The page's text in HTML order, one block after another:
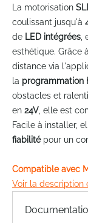
to
of
the
images
gallery
La motorisation
coulissant jusqu'à
de LED intégrées
esthétique. Grâce
distance via
la programmation
obstacles et
en 24V , elle est
Facile à installer,
fiabilitépour un
Compatible avec
Voir la description